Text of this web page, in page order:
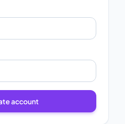
account